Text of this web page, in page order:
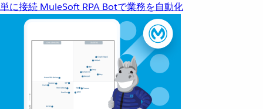
単に接続 MuleSoft RPA Botで業務を自動化